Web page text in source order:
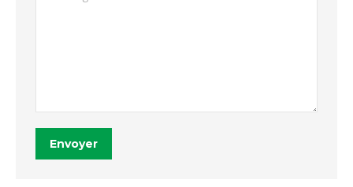
Envoyer